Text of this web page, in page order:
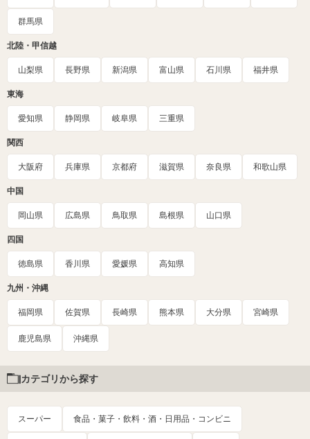
群馬県
北陸・甲信越
山梨県 長野県 新潟県 富山県 石川県 福井県
東海
愛知県 静岡県 岐阜県 三重県
関西
大阪府 兵庫県 京都府 滋賀県 奈良県 和歌山県
中国
岡山県 広島県 鳥取県 島根県 山口県
四国
徳島県 香川県 愛媛県 高知県
九州・沖縄
福岡県 佐賀県 長崎県 熊本県 大分県 宮崎県
鹿児島県 沖縄県
カテゴリから探す
スーパー 食品・菓子・飲料・酒・日用品・コンビニ